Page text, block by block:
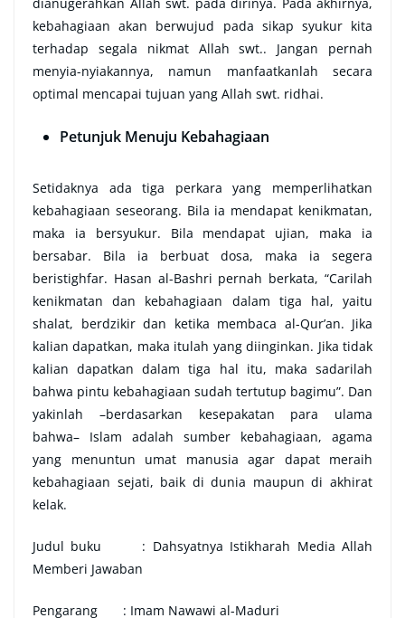
kebahagiaan akan berwujud pada sikap syukur kita
terhadap segala nikmat Allah swt.. Jangan pernah
menyia-nyiakannya, namun manfaatkanlah secara
optimal mencapai tujuan yang Allah swt. ridhai.
Petunjuk Menuju Kebahagiaan
Setidaknya ada tiga perkara yang memperlihatkan
kebahagiaan seseorang. Bila ia mendapat kenikmatan,
maka ia bersyukur. Bila mendapat ujian, maka ia
bersabar. Bila ia berbuat dosa, maka ia segera
beristighfar. Hasan al-Bashri pernah berkata, “Carilah
kenikmatan dan kebahagiaan dalam tiga hal, yaitu
shalat, berdzikir dan ketika membaca al-Qur’an. Jika
kalian dapatkan, maka itulah yang diinginkan. Jika tidak
kalian dapatkan dalam tiga hal itu, maka sadarilah
bahwa pintu kebahagiaan sudah tertutup bagimu”. Dan
yakinlah –berdasarkan kesepakatan para ulama
bahwa– Islam adalah sumber kebahagiaan, agama
yang menuntun umat manusia agar dapat meraih
kebahagiaan sejati, baik di dunia maupun di akhirat
kelak.
Judul buku : Dahsyatnya Istikharah Media Allah
Memberi Jawaban
Pengarang : Imam Nawawi al-Maduri